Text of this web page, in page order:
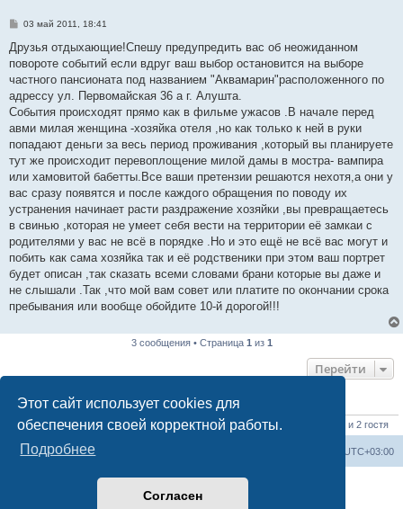
Этот сайт использует cookies для
обеспечения своей корректной работы.
Подробнее
Согласен
С
о
б
щ
е
и
е
03 май 2011, 18:41
Друзья отдыхающие!Спешу предупредить вас об неожиданном
повороте событий если вдруг ваш выбор остановится на выборе
частного пансионата под названием "Аквамарин"расположенного по
адрессу ул. Первомайская 36 а г. Алушта.
События происходят прямо как в фильме ужасов .В начале перед
авми милая женщина -хозяйка отеля ,но как только к ней в руки
попадают деньги за весь период проживания ,который вы планируете
тут же происходит перевоплощение милой дамы в мостра- вампира
или хамовитой бабетты.Все ваши претензии решаются нехотя,а они у
вас сразу появятся и после каждого обращения по поводу их
устранения начинает расти раздражение хозяйки ,вы превращаетесь
в свинью ,которая не умеет себя вести на территории её замкаи с
родителями у вас не всё в порядке .Но и это ещё не всё вас могут и
побить как сама хозяйка так и её родственики при этом ваш портрет
будет описан ,так сказать всеми словами брани которые вы даже и
не слышали .Так ,что мой вам совет или платите по окончании срока
пребывания или вообще обойдите 10-й дорогой!!!
3 сообщения • Страница 1 из 1
Перейти
КТО СЕЙЧАС НА КОНФЕРЕНЦИИ
Сейчас этот форум просматривают:ClaudeBot [ИИ бот],SleepBot [бот] и 2 гостя
Форум «Весь Крым» UTC+03:00
Создано на основе phpBB® Forum Software © phpBB Limited
Конфиденциальность